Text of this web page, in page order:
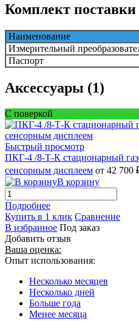
Комплект поставки
Наименование
Измерительный
Паспорт
Аксессуары (1)
С поверкой
Быстрый просмотр
ПКГ-4 /8-Т-К стационарный
сенсорным дисплеем от 42 700
В корзину
Подробнее
Купить в 1 клик Сравнение
В избранное Под заказ
Добавить отзыв
Ваша оценка:
Опыт использования:
Несколько месяцев
Несколько дней
Больше года
Менее месяца